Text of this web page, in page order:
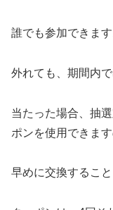
誰でも参加できます
外れても、期間内
当たった場合、抽
ポンを使用できます
早めに交換すること